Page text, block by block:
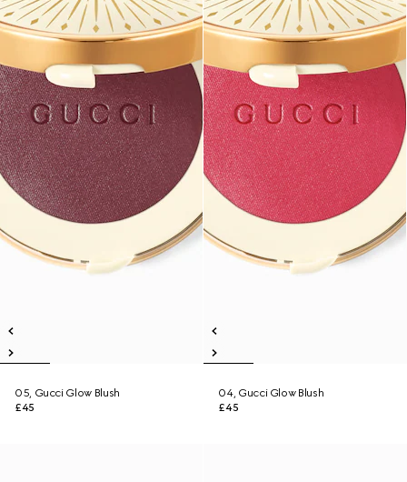
05, Gucci Glow Blush
£45
04, Gucci Glow Blush
£45